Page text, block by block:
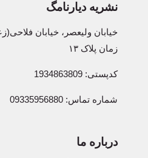
نشریه دیارنامگ
خیابان ولیعصر، خیابان
زمان پلاک ۱۳
کدپستی: 1934863809
شماره تماس: 09335956880
درباره ما